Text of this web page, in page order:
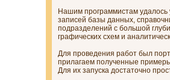
Нашим программистам удалось
записей базы данных,
подразделений с большой
графических схем и
Для проведения работ был
прилагаем полученные
Для их запуска достаточно